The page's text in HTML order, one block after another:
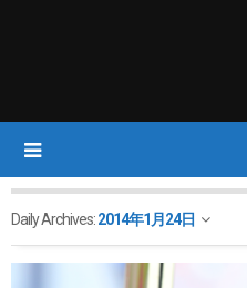
Daily Archives:2014年1月24日